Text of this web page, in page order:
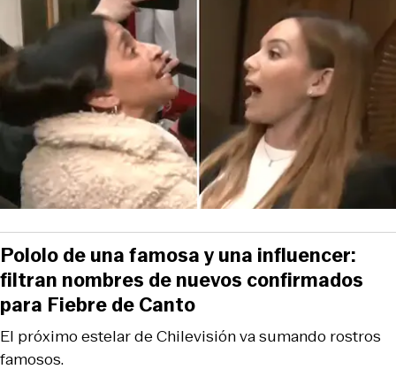
El próximo estelar de Chilevisión va sumando rostros
famosos.
Pololo de una famosa y una influencer:
filtran nombres de nuevos confirmados
para Fiebre de Canto